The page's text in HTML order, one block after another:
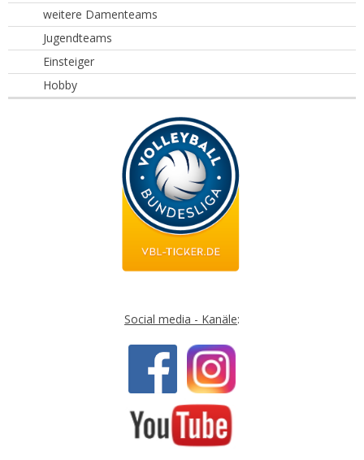
weitere Damenteams
Jugendteams
Einsteiger
Hobby
Social media - Kanäle: